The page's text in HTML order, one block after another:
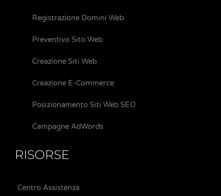
Registrazione Domini Web
Preventivo Sito Web
Creazione Siti Web
Creazione E-Commerce
Posizionamento Siti Web SEO
Campagne AdWords
RISORSE
Centro Assistenza